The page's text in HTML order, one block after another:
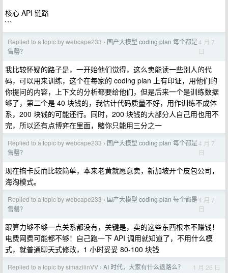
核心 API 链路
```
Replied to a topic by webcape233 › 国产大模型 coding plan 每个都是
售罄？
4 月 7
日
我比较怀疑的路子是，一开始他们觉得，这么卖能读一些别人的代
码，可以用来训练，这个在每家的 coding plan 上有印证，用他们的
你提问的内容，上下文的分析都要给他们，但是后来一个是训练数据
够了，第二个是 40 块钱的，我估计代码质量不好，用作训练不成体
系，200 块钱的可能还行。同时，200 块钱的大部分人自己用也用不
完，所以还有点博弈在里面，赌你只能用三分之一
Replied to a topic by webcape233 › 国产大模型 coding plan 每个都是
售罄？
4 月 7
日
现在搞卡反而比较简单，本来老黄就愿意卖，新加坡开个皮包公司，
海淘模式。
Replied to a topic by webcape233 › 国产大模型 coding plan 每个都是
售罄？
4 月 7
日
跟算力够不够一点关系都没有，关键是，卖的这些东西根本不赚钱！
电费网费可能都不够！自己跑一下 API 调用就知道了，不用什么模
式，就普通聊天式修改，1 小时妥妥 80-100 块钱
Replied to a topic by simazilinVV › AI 时代，大家有什么退路么？ 1 月 26 日